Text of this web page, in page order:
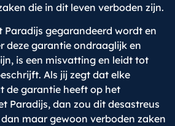
die in dit leven verboden zijn.
Paradijs gegarandeerd wordt en
deze garantie ondraaglijk en
is een misvatting en leidt tot
Als jij zegt dat elke
de garantie heeft op het
Paradijs, dan zou dit desastreus
maar gewoon verboden zaken